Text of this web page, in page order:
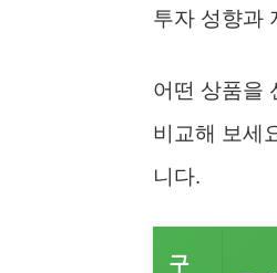
투자 성향과
어떤 상품을
비교해 보세
니다.
구